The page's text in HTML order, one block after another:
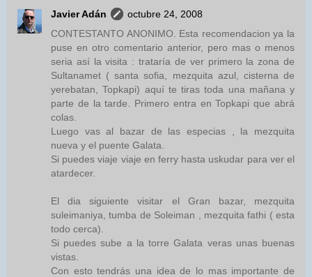
Javier Adán
octubre 24, 2008
CONTESTANTO ANONIMO. Esta recomendacion ya la
puse en otro comentario anterior, pero mas o menos
seria así la visita : trataría de ver primero la zona de
Sultanamet ( santa sofia, mezquita azul, cisterna de
yerebatan, Topkapi) aquí te tiras toda una mañana y
parte de la tarde. Primero entra en Topkapi que abrá
colas.
Luego vas al bazar de las especias , la mezquita
nueva y el puente Galata.
Si puedes viaje viaje en ferry hasta uskudar para ver el
atardecer.
El dia siguiente visitar el Gran bazar, mezquita
suleimaniya, tumba de Soleiman , mezquita fathi ( esta
todo cerca).
Si puedes sube a la torre Galata veras unas buenas
vistas.
Con esto tendrás una idea de lo mas importante de